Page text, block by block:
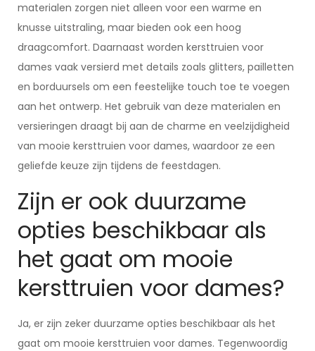
materialen zorgen niet alleen voor een warme en
knusse uitstraling, maar bieden ook een hoog
draagcomfort. Daarnaast worden kersttruien voor
dames vaak versierd met details zoals glitters, pailletten
en borduursels om een feestelijke touch toe te voegen
aan het ontwerp. Het gebruik van deze materialen en
versieringen draagt bij aan de charme en veelzijdigheid
van mooie kersttruien voor dames, waardoor ze een
geliefde keuze zijn tijdens de feestdagen.
Zijn er ook duurzame
opties beschikbaar als
het gaat om mooie
kersttruien voor dames?
Ja, er zijn zeker duurzame opties beschikbaar als het
gaat om mooie kersttruien voor dames. Tegenwoordig